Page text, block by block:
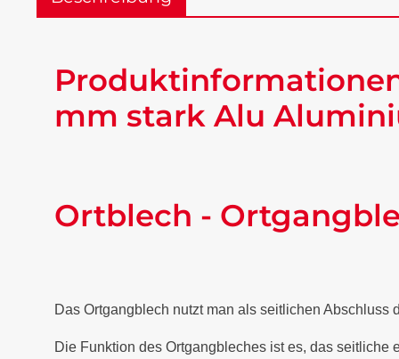
mm stark Alu
Ortblech -
Das Ortgangblech nutzt man als seitlichen
Die Funktion des Ortgangbleches ist es, das